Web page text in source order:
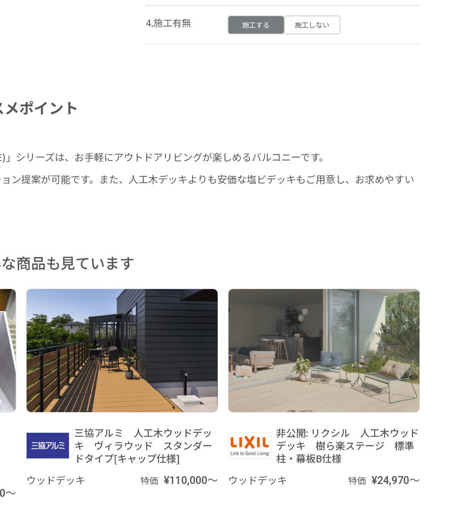
4.施工有無 施工する 施工しない
ポイント
シリーズは、お手軽にアウトドアリビングが楽しめるバルコニーです。
ン提案が可能です。また、人工木デッキよりも安価な塩ビデッキもご用意し、お求めやすい
商品も見ています
～
三協アルミ 人工木ウッドデッ
キ ヴィラウッド スタンダー
ドタイプ[キャップ仕様]
ウッドデッキ
特価 ¥110,000～
非公開: リクシル 人工木ウッド
デッキ 樹ら楽ステージ 標準
柱・幕板B仕様
ウッドデッキ
特価 ¥24,970～